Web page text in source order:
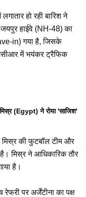
हो रही बारिश ने
हाईवे (NH-48) का
in) गया है, जिसके
में भयंकर ट्रैफिक
(Egypt) ने रोया 'साजिश'
मिस्र की फुटबॉल टीम और
मिस्र ने आधिकारिक तौर
है।
पर अर्जेंटीना का पक्ष